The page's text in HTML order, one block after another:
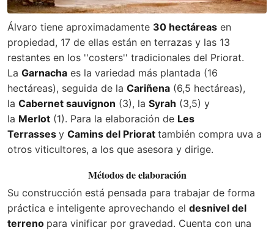
Álvaro tiene aproximadamente 30 hectáreas en
propiedad, 17 de ellas están en terrazas y las 13
restantes en los ''costers'' tradicionales del Priorat.
La Garnacha es la variedad más plantada (16
hectáreas), seguida de la Cariñena (6,5 hectáreas),
la Cabernet sauvignon (3), la Syrah (3,5) y
la Merlot (1). Para la elaboración de Les
Terrasses y Camins del Priorat también compra uva a
otros viticultores, a los que asesora y dirige.
Métodos de elaboración
Su construcción está pensada para trabajar de forma
práctica e inteligente aprovechando el desnivel del
terreno para vinificar por gravedad. Cuenta con una